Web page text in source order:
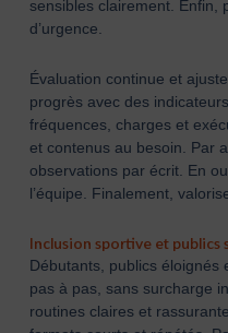
sensibles clairement. Enfin,
d’urgence.
Évaluation continue et
progrès avec des
fréquences, charges et
et contenus au besoin. Par
observations par écrit. En
l’équipe. Finalement,
Inclusion sportive et publics
Débutants, publics éloignés
pas à pas, sans surcharge
routines claires et